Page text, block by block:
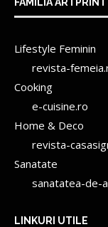
Lifestyle Feminin
revista-
Cooking
e-cuisine.ro
Home & Deco
revista-
Sanatate
sanatatea-de-
LINKURI UTILE